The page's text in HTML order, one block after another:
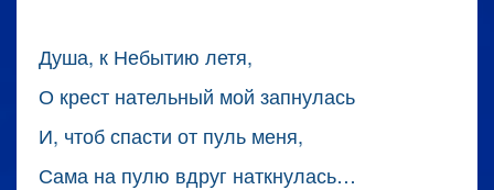
Душа, к Небытию летя,
О крест нательный мой запнулась
И, чтоб спасти от пуль меня,
Сама на пулю вдруг наткнулась…